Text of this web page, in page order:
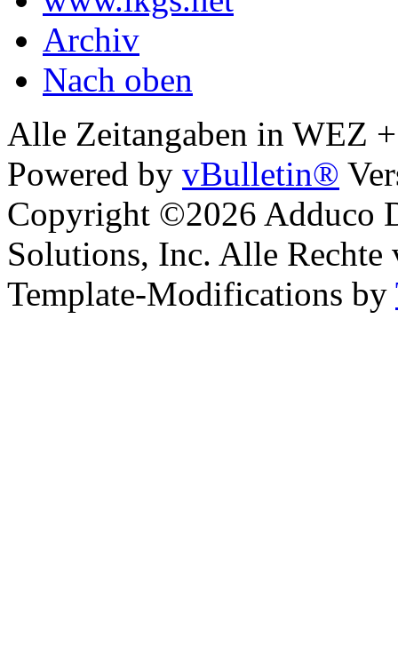
Archiv
Nach oben
Alle Zeitangaben in WEZ
Powered by vBulletin®
Copyright ©2026 Adduco
Solutions, Inc. Alle Rechte
Template-Modifications by